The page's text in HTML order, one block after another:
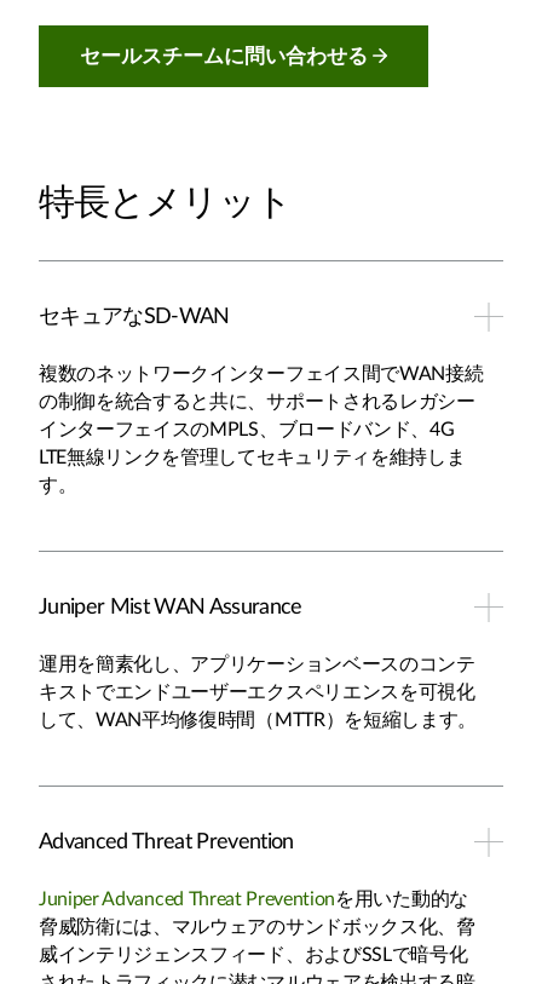
セールスチームに問い合わせる
特長とメリット
セキュアなSD-WAN
複数のネットワークインターフェイス間でWAN接続
の制御を統合すると共に、サポートされるレガシー
インターフェイスのMPLS、ブロードバンド、4G
LTE無線リンクを管理してセキュリティを維持しま
す。
Juniper Mist WAN Assurance
運用を簡素化し、アプリケーションベースのコンテ
キストでエンドユーザーエクスペリエンスを可視化
して、WAN平均修復時間（MTTR）を短縮します。
Advanced Threat Prevention
Juniper Advanced Threat Preventionを用いた動的な
脅威防衛には、マルウェアのサンドボックス化、脅
威インテリジェンスフィード、およびSSLで暗号化